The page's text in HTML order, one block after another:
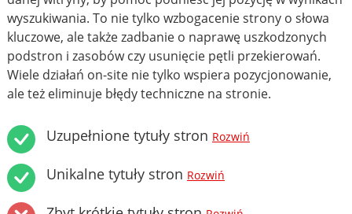
wyszukiwania. To nie tylko wzbogacenie strony o słowa
kluczowe, ale także zadbanie o naprawę uszkodzonych
podstron i zasobów czy usunięcie pętli przekierowań.
Wiele działań on-site nie tylko wspiera pozycjonowanie,
ale też eliminuje błędy techniczne na stronie.
Uzupełnione tytuły stron Rozwiń
Unikalne tytuły stron Rozwiń